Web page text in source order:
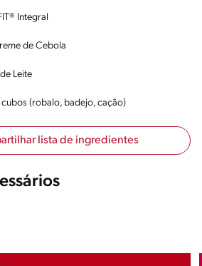
Integral
de Cebola
Leite
(robalo, badejo, cação)
lista de ingredientes